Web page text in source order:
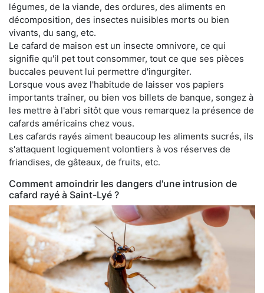
légumes, de la viande, des ordures, des aliments en
décomposition, des insectes nuisibles morts ou bien
vivants, du sang, etc.
Le cafard de maison est un insecte omnivore, ce qui
signifie qu'il pet tout consommer, tout ce que ses pièces
buccales peuvent lui permettre d'ingurgiter.
Lorsque vous avez l'habitude de laisser vos papiers
importants traîner, ou bien vos billets de banque, songez à
les mettre à l'abri sitôt que vous remarquez la présence de
cafards américains chez vous.
Les cafards rayés aiment beaucoup les aliments sucrés, ils
s'attaquent logiquement volontiers à vos réserves de
friandises, de gâteaux, de fruits, etc.
Comment amoindrir les dangers d'une intrusion de
cafard rayé à Saint-Lyé ?